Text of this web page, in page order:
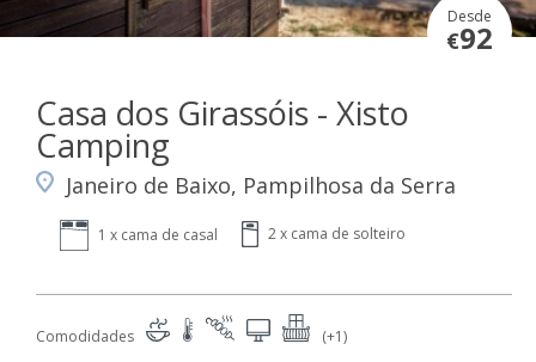
Desde
€92
Casa dos Girassóis - Xisto
Camping
Janeiro de Baixo, Pampilhosa da Serra
1 x cama de casal 2 x cama de solteiro
Comodidades (+1)